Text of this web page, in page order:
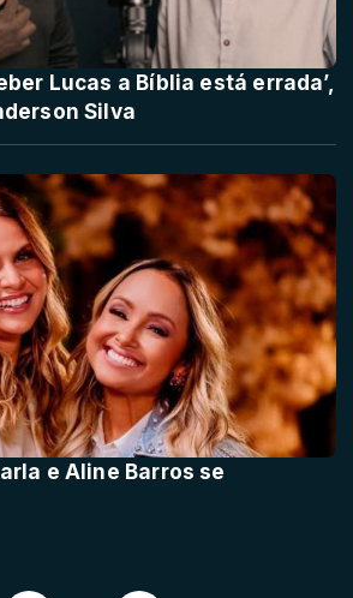
Lucas a Bíblia está errada’,
Silva
e Aline Barros se